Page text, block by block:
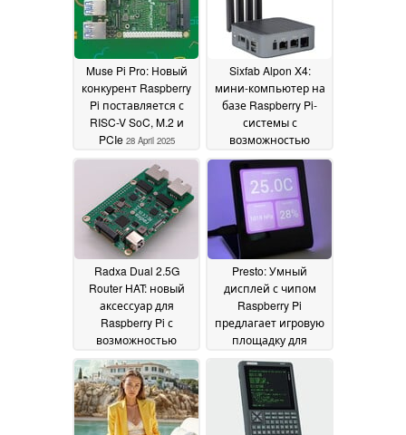
Muse Pi Pro: Новый
конкурент Raspberry
Pi поставляется с
RISC-V SoC, M.2 и
PCIe 28 April 2025
Sixfab Alpon X4:
мини-компьютер на
базе Raspberry Pi-
системы с
возможностью
подключения к 4G
LTE21 April 2025
Radxa Dual 2.5G
Router HAT: новый
аксессуар для
Raspberry Pi с
возможностью
расширения за счет
NVMe SSD и 2.5G
Ethernet16 April 2025
Presto: Умный
дисплей с чипом
Raspberry Pi
предлагает игровую
площадку для
экспериментов
2025